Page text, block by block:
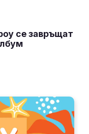
се завръщат